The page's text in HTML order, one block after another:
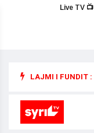
Live TV 📺
LAJMI I FUNDIT :